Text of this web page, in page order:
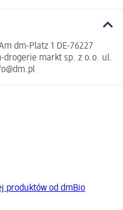
dm-Platz 1 DE-76227
drogerie markt sp. z o.o. ul.
produktów od dmBio